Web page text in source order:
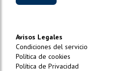
Avisos Legales
Condiciones del servicio
Política de cookies
Política de Privacidad